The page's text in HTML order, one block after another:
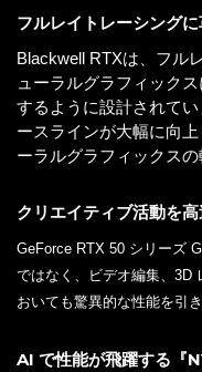
フルレイトレーシングに
Blackwell RTXは、フル
ューラルグラフィック
するように設計されて
ースラインが大幅に向
ーラルグラフィックスの
クリエイティブ活動を高
GeForce RTX 50 シリーズ
ではなく、ビデオ編集、3D
おいても驚異的な性能を引き
AI で性能が飛躍する『